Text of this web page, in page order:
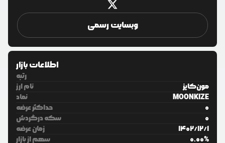
وبسایت رسمی
اطلاعات بازار
رتبه
نام ارز
مون‌کایز
نماد
MOONKIZE
حداکثر عرضه
0
سکه درگردش
0
زمان عرضه
1402/12/1
سهم از بازار
0.00%